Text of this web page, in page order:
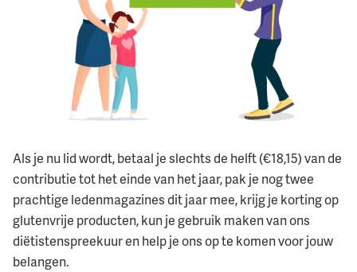
Als je nu lid wordt, betaal je slechts de helft (€18,15) van de
contributie tot het einde van het jaar, pak je nog twee
prachtige ledenmagazines dit jaar mee, krijg je korting op
glutenvrije producten, kun je gebruik maken van ons
diëtistenspreekuur en help je ons op te komen voor jouw
belangen.